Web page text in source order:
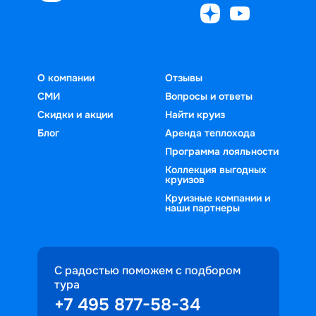
О компании
СМИ
Скидки и акции
Блог
Отзывы
Вопросы и ответы
Найти круиз
Аренда теплохода
Программа лояльности
Коллекция выгодных
круизов
Круизные компании и
наши партнеры
С радостью поможем с подбором
тура
+7 495 877-58-34